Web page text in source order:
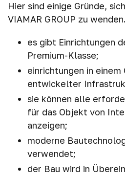
Hier sind einige Gründe,
VIAMAR GROUP zu
es gibt Einrichtungen
Premium-Klasse;
einrichtungen in einem
entwickelter
sie können alle
für das Objekt von
anzeigen;
moderne
verwendet;
der Bau wird in